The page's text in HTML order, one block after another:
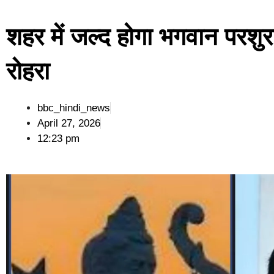
शहर में जल्द होगा भगवान
रोहरा
bbc_hindi_news
April 27, 2026
12:23 pm